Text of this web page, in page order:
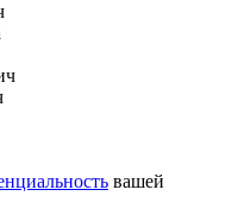
вашей